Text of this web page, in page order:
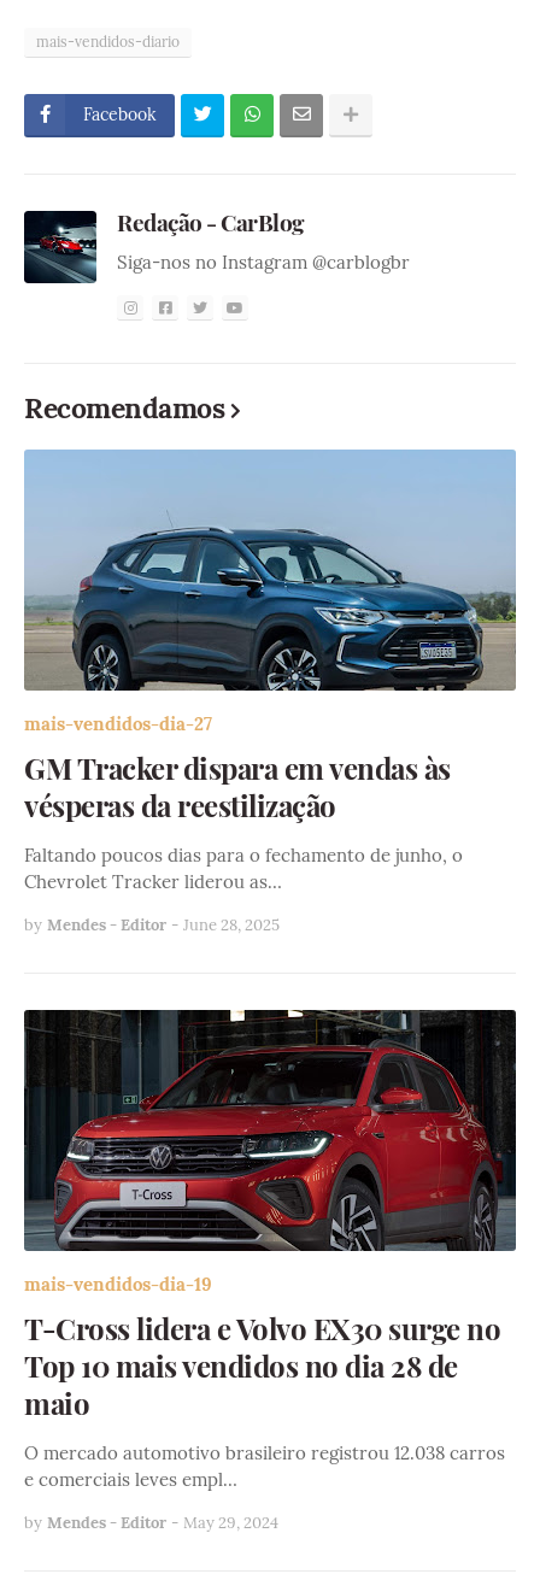
mais-vendidos-diario
Facebook
Redação - CarBlog
Siga-nos no Instagram @carblogbr
Recomendamos
mais-vendidos-dia-27
GM Tracker dispara em vendas às
vésperas da reestilização
Faltando poucos dias para o fechamento de junho, o
Chevrolet Tracker liderou as…
by Mendes - Editor - June 28, 2025
mais-vendidos-dia-19
T-Cross lidera e Volvo EX30 surge no
Top 10 mais vendidos no dia 28 de
maio
O mercado automotivo brasileiro registrou 12.038 carros
e comerciais leves empl…
by Mendes - Editor - May 29, 2024